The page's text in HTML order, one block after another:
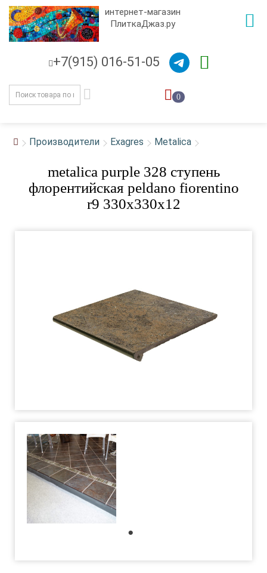
интернет-магазин
ПлиткаДжаз.ру
+7(915) 016-51-05
0
Производители Exagres Metalica
metalica purple 328 ступень
флорентийская peldano fiorentino
r9 330x330x12